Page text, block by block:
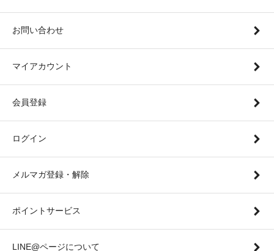
お問い合わせ
マイアカウント
会員登録
ログイン
メルマガ登録・解除
ポイントサービス
LINE@ページについて